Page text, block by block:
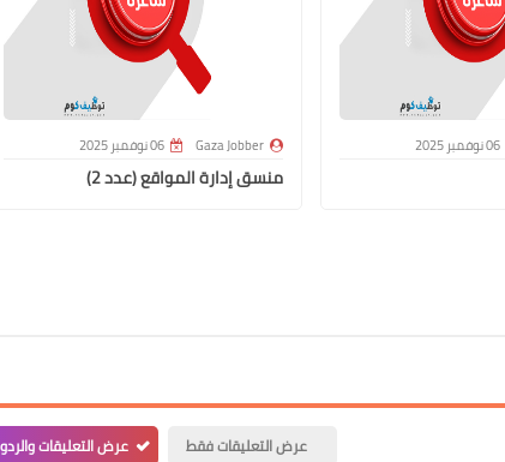
06 نوفمبر 2025 Gaza Jobber 06 نوفمبر 2025
منسق إدارة المواقع (عدد 2)
عرض التعليقات فقط عرض التعليقات